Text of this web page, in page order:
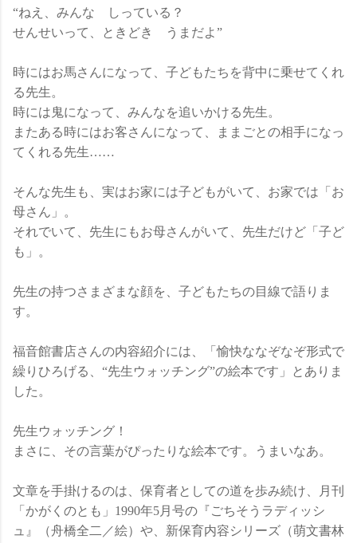
“ねえ、みんな しっている？
せんせいって、ときどき うまだよ”
時にはお馬さんになって、子どもたちを背中に乗せてくれ
る先生。
時には鬼になって、みんなを追いかける先生。
またある時にはお客さんになって、ままごとの相手になっ
てくれる先生……
そんな先生も、実はお家には子どもがいて、お家では「お
母さん」。
それでいて、先生にもお母さんがいて、先生だけど「子ど
も」。
先生の持つさまざまな顔を、子どもたちの目線で語りま
す。
福音館書店さんの内容紹介には、「愉快ななぞなぞ形式で
繰りひろげる、“先生ウォッチング”の絵本です」とありま
した。
先生ウォッチング！
まさに、その言葉がぴったりな絵本です。うまいなあ。
文章を手掛けるのは、保育者としての道を歩み続け、月刊
「かがくのとも」1990年5月号の『ごちそうラディッシ
ュ』（舟橋全二／絵）や、新保育内容シリーズ（萌文書林